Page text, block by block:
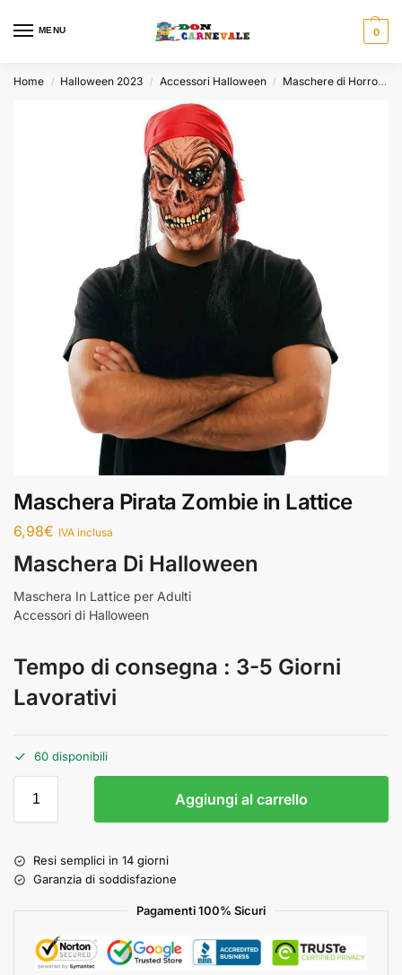
MENU 0
Home / Halloween 2023 / Accessori Halloween / Maschere di Horror
Maschera Pirata Zombie in Lattice
6,98€ IVA inclusa
Maschera Di Halloween
Maschera In Lattice per Adulti
Accessori di Halloween
Tempo di consegna : 3-5 Giorni
Lavorativi
60 disponibili
Aggiungi al carrello
Resi semplici in 14 giorni
Garanzia di soddisfazione
Pagamenti 100% Sicuri